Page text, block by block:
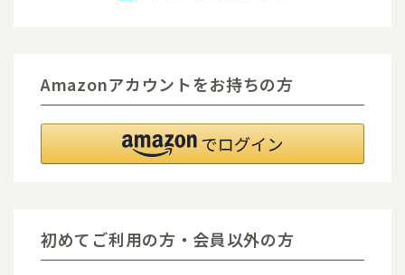
Amazonアカウントをお持ちの方
初めてご利用の方・会員以外の方